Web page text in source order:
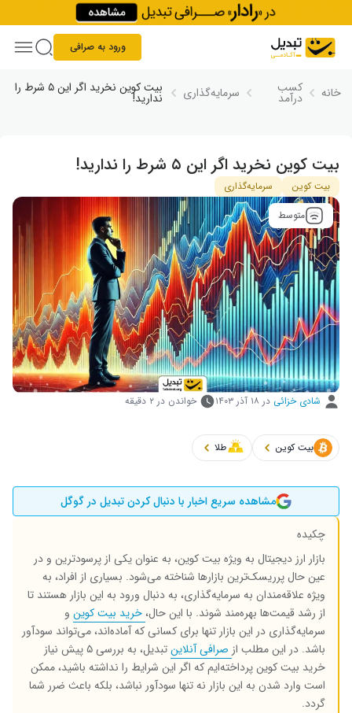
Skip to content
ورود به صرافی
خانه کسب
درآمد سرمایه‌گذاری بیت کوین نخرید اگر این ۵ شرط را
ندارید!
بیت کوین نخرید اگر این ۵ شرط را ندارید!
بیت کوین
سرمایه‌گذاری
متوسط
شادی خزائی در ۱۸ آذر ۱۴۰۳ خواندن در ۲ دقیقه
بیت کوین طلا
مشاهده سریع اخبار با دنبال کردن تبدیل در گوگل
چکیده
بازار ارز دیجیتال به ویژه بیت کوین، به عنوان یکی از پرسودترین و در
عین حال پرریسک‌ترین بازارها شناخته می‌شود. بسیاری از افراد، به
ویژه علاقه‌مندان به سرمایه‌گذاری، به دنبال ورود به این بازار هستند تا
از رشد قیمت‌ها بهره‌مند شوند. با این حال، خرید بیت کوین و
سرمایه‌گذاری در این بازار تنها برای کسانی که آماده‌اند، می‌تواند سودآور
باشد. در این مطلب از صرافی آنلاین
تبدیل، به بررسی ۵ پیش نیاز
خرید بیت کوین پرداخته‌ایم که اگر این شرایط را نداشته باشید، ممکن
است وارد شدن به این بازار نه تنها سودآور نباشد، بلکه باعث ضرر شما
گردد.